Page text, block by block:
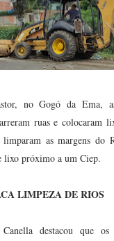
no Gogó da Ema,
ruas e colocaram
limparam as margens do
lixo próximo a um Ciep.
LIMPEZA DE RIOS
destacou que os